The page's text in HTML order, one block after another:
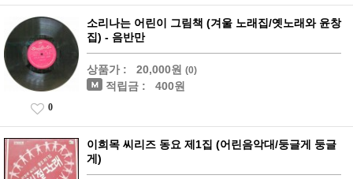
소리나는 어린이 그림책 (겨울 노래집/옛노래와 윤창
집) - 음반만
상품가 : 20,000원 (0)
적립금 : 400원
0
이희목 씨리즈 동요 제1집 (어린음악대/둥글게 둥글
게)